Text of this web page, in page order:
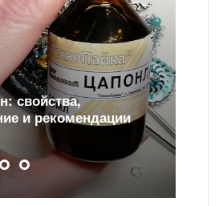
Для чего нужен ловец снов